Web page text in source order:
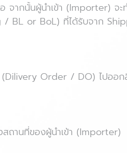
จากนั้นผู้นำเข้า (Importer) จ
/ BL or BoL) ที่ได้รับจาก
(Dilivery Order / DO) ไปออก
สถานที่ของผู้นำเข้า (Importer)